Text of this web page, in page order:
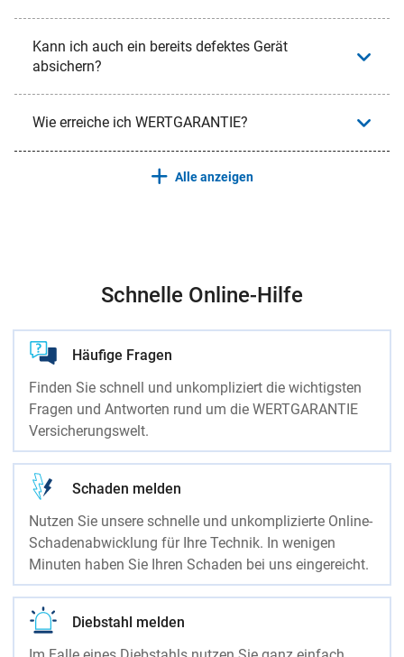
Kann ich auch ein bereits defektes Gerät
absichern?
Wie erreiche ich WERTGARANTIE?
Alle anzeigen
Schnelle Online-Hilfe
Häufige Fragen
Finden Sie schnell und unkompliziert die wichtigsten
Fragen und Antworten rund um die WERTGARANTIE
Versicherungswelt.
Schaden melden
Nutzen Sie unsere schnelle und unkomplizierte Online-
Schadenabwicklung für Ihre Technik. In wenigen
Minuten haben Sie Ihren Schaden bei uns eingereicht.
Diebstahl melden